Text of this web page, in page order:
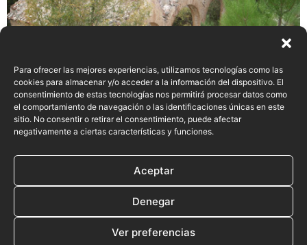
Para ofrecer las mejores experiencias, utilizamos tecnologías como las
cookies para almacenar y/o acceder a la información del dispositivo. El
consentimiento de estas tecnologías nos permitirá procesar datos como
el comportamiento de navegación o las identificaciones únicas en este
sitio. No consentir o retirar el consentimiento, puede afectar
negativamente a ciertas características y funciones.
Aceptar
Denegar
Ver preferencias
Siguiente→
Política de PrivacidadPolítica de Cookies